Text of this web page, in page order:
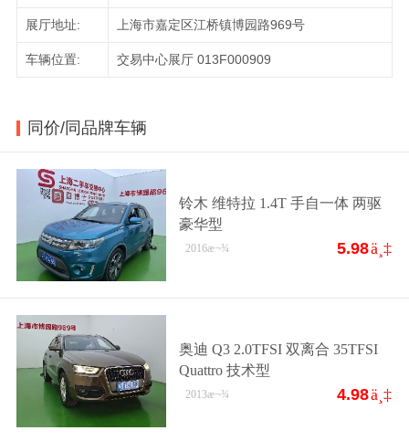
展厅地址: 上海市嘉定区江桥镇博园路969号
车辆位置: 交易中心展厅 013F000909
同价/同品牌车辆
铃木 维特拉 1.4T 手自一体 两驱
豪华型
5.98ä¸‡
2016æ¬¾
奥迪 Q3 2.0TFSI 双离合 35TFSI
Quattro 技术型
4.98ä¸‡
2013æ¬¾